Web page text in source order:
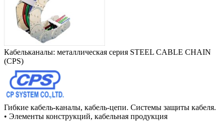
Кабельканалы: металлическая серия STEEL CABLE CHAIN
(CPS)
Гибкие кабель-каналы, кабель-цепи. Системы защиты кабеля.
• Элементы конструкций, кабельная продукция